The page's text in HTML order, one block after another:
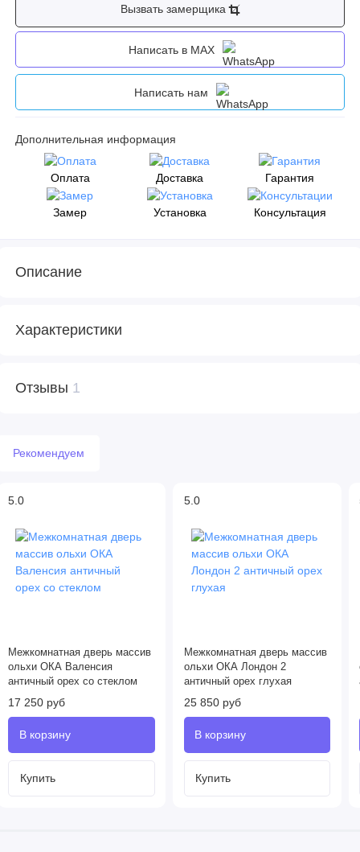
Вызвать замерщика
Написать в MAX
Написать нам
Дополнительная информация
Оплата Доставка Гарантия
Замер Установка Консультация
Описание
Характеристики
Отзывы 1
Рекомендуем
5.0
Межкомнатная дверь массив
ольхи ОКА Валенсия
античный орех со стеклом
17 250 руб
Купить
5.0
Межкомнатная дверь массив
ольхи ОКА Лондон 2
античный орех глухая
25 850 руб
Купить